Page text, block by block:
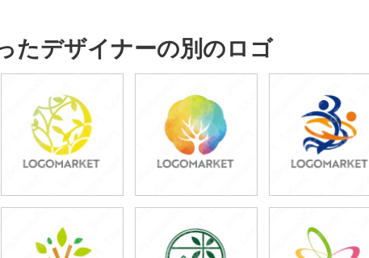
たデザイナーの別のロゴ
49,800円
(税込54,780円)
49,800円
(税込54,780円)
49,800円
(税込54,780円)